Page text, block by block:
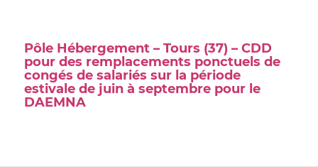
Pôle Hébergement – Tours (37) – CDD
pour des remplacements ponctuels de
congés de salariés sur la période
estivale de juin à septembre pour le
DAEMNA